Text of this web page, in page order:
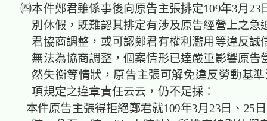
㈣本件鄭君雖係事後向原告主張排定109年3月23
別休假，既難認其排定有涉及原告經營上之急
君協商調整，或可認鄭君有權利濫用等違反誠
無法為協商調整，個案情形已達嚴重影響原告
然失衡等情狀，原告主張可解免違反勞動基
項規定之違章責任云云，仍不足採：
本件原告主張得拒絕鄭君就109年3月23日、25